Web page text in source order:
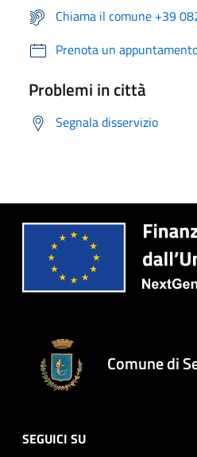
Chiama il comune +39
Prenota un
Problemi in città
Segnala disservizio
Comune di
SEGUICI SU